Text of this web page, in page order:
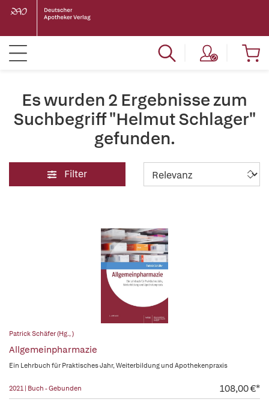
Es wurden 2 Ergebnisse zum
Suchbegriff "Helmut Schlager"
gefunden.
Filter
Patrick Schäfer (Hg., )
Allgemeinpharmazie
Ein Lehrbuch für Praktisches Jahr, Weiterbildung und Apothekenpraxis
2021 | Buch - Gebunden 108,00 €*